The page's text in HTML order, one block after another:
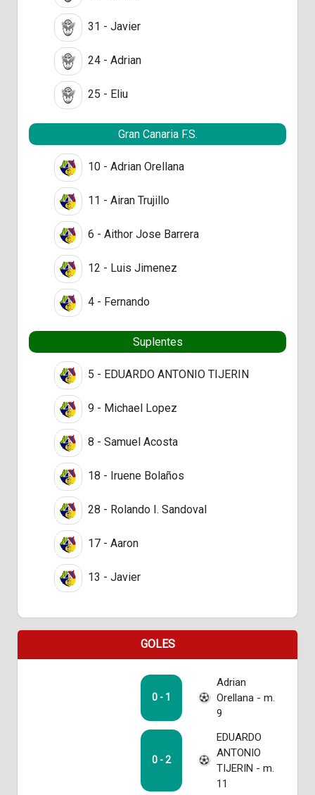
31 - Javier
24 - Adrian
25 - Eliu
Gran Canaria F.S.
10 - Adrian Orellana
11 - Airan Trujillo
6 - Aithor Jose Barrera
12 - Luis Jimenez
4 - Fernando
Suplentes
5 - EDUARDO ANTONIO TIJERIN
9 - Michael Lopez
8 - Samuel Acosta
18 - Iruene Bolaños
28 - Rolando I. Sandoval
17 - Aaron
13 - Javier
GOLES
0 - 1
Adrian
Orellana - m.
9
0 - 2
EDUARDO
ANTONIO
TIJERIN - m.
11